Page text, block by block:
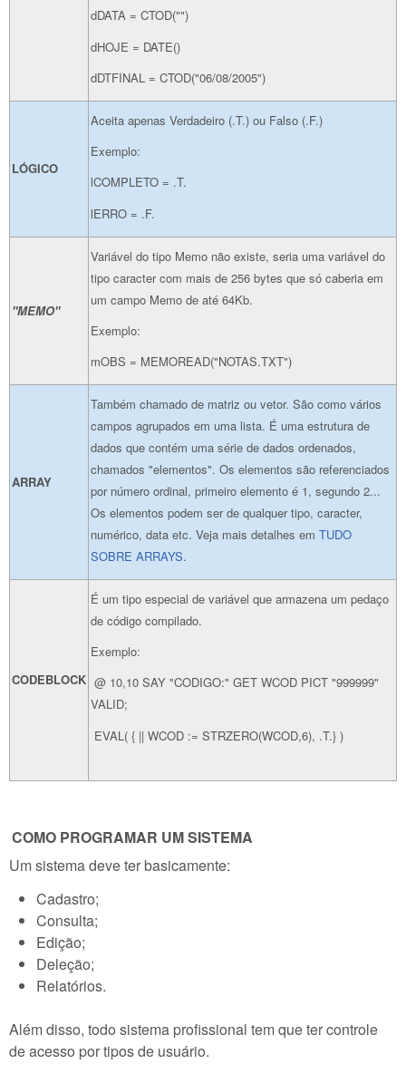
dDATA = CTOD("")
dHOJE = DATE()
dDTFINAL = CTOD("06/08/2005")
LÓGICO
Aceita apenas Verdadeiro (.T.) ou Falso (.F.)
Exemplo:
lCOMPLETO = .T.
lERRO = .F.
"MEMO"
Variável do tipo Memo não existe, seria uma variável do
tipo caracter com mais de 256 bytes que só caberia em
um campo Memo de até 64Kb.
Exemplo:
mOBS = MEMOREAD("NOTAS.TXT")
ARRAY
Também chamado de matriz ou vetor. São como vários
campos agrupados em uma lista. É uma estrutura de
dados que contém uma série de dados ordenados,
chamados "elementos". Os elementos são referenciados
por número ordinal, primeiro elemento é 1, segundo 2...
Os elementos podem ser de qualquer tipo, caracter,
numérico, data etc. Veja mais detalhes em TUDO
SOBRE ARRAYS.
CODEBLOCK
É um tipo especial de variável que armazena um pedaço
de código compilado.
Exemplo:
@ 10,10 SAY "CODIGO:" GET WCOD PICT "999999"
VALID;
EVAL( { || WCOD := STRZERO(WCOD,6), .T.} )
COMO PROGRAMAR UM SISTEMA
Um sistema deve ter basicamente:
Cadastro;
Consulta;
Edição;
Deleção;
Relatórios.
Além disso, todo sistema profissional tem que ter controle
de acesso por tipos de usuário.